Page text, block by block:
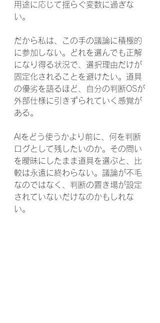
用途に応じて揺らぐ変数に過ぎな
い。
だから私は、この手の議論に積極的
に参加しない。どれを選んでも正解
になり得る状況で、選択理由だけが
固定化されることを避けたい。道具
の優劣を語るほど、自分の判断OSが
外部仕様に引きずられていく感覚が
ある。
AIをどう使うかより前に、何を判断
ログとして残したいのか。その問い
を曖昧にしたまま道具を選ぶと、比
較は永遠に終わらない。議論が不毛
なのではなく、判断の置き場が設定
されていないだけなのかもしれな
い。